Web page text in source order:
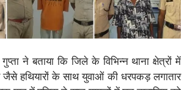
ने बताया कि जिले के विभिन्न थाना क्षेत्रों में
हथियारों के साथ युवाओं की धरपकड़ लगातार